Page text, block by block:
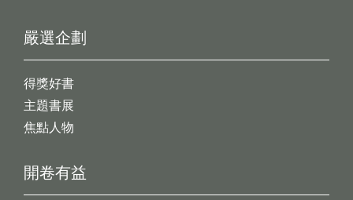
開卷有益
嚴選企劃
得獎好書
主題書展
焦點人物